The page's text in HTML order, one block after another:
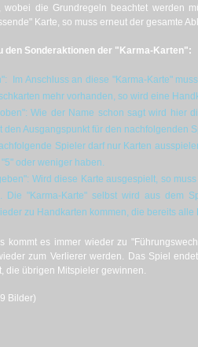
wobei die Grundregeln beachtet werden
Karte, so muss erneut der gesamte
den Sonderaktionen der "Karma-Karten":
Im Anschluss an diese "Karma-Karte"
mehr vorhanden, so wird eine
Wie der Name schon sagt wird hier
den Ausgangspunkt für den nachfolgenden
Spieler darf nur Karten
oder weniger haben.
Wird diese Karte ausgespielt, so
Die "Karma-Karte" selbst wird aus dem
zu Handkarten kommen, die bereits alle
kommt es immer wieder zu
zum Verlierer werden. Das Spiel
die übrigen Mitspieler gewinnen.
Bilder)